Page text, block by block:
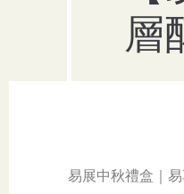
層
易展中秋禮盒｜